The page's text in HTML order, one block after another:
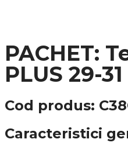
PACHET:
PLUS 29-
Cod produs:
Caracteristici